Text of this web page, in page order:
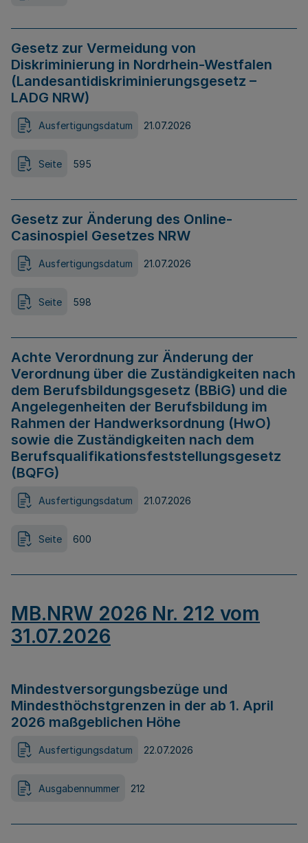
Gesetz zur Vermeidung von
Diskriminierung in Nordrhein-Westfalen
(Landesantidiskriminierungsgesetz –
LADG NRW)
Ausfertigungsdatum 21.07.2026
Seite 595
Gesetz zur Änderung des Online-
Casinospiel Gesetzes NRW
Ausfertigungsdatum 21.07.2026
Seite 598
Achte Verordnung zur Änderung der
Verordnung über die Zuständigkeiten nach
dem Berufsbildungsgesetz (BBiG) und die
Angelegenheiten der Berufsbildung im
Rahmen der Handwerksordnung (HwO)
sowie die Zuständigkeiten nach dem
Berufsqualifikationsfeststellungsgesetz
(BQFG)
Ausfertigungsdatum 21.07.2026
Seite 600
MB.NRW 2026 Nr. 212 vom
31.07.2026
Mindestversorgungsbezüge und
Mindesthöchstgrenzen in der ab 1. April
2026 maßgeblichen Höhe
Ausfertigungsdatum 22.07.2026
Ausgabennummer 212